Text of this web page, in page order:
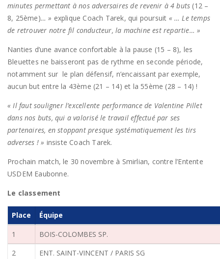
minutes permettant à nos adversaires de revenir à 4 buts (12 –
8, 25ème)… » explique Coach Tarek, qui poursuit « … Le temps
de retrouver notre fil conducteur, la machine est repartie… »
Nanties d’une avance confortable à la pause (15 – 8), les
Bleuettes ne baisseront pas de rythme en seconde période,
notamment sur le plan défensif, n’encaissant par exemple,
aucun but entre la 43ème (21 – 14) et la 55ème (28 – 14) !
« Il faut souligner l’excellente performance de Valentine Pillet
dans nos buts, qui a valorisé le travail effectué par ses
partenaires, en stoppant presque systématiquement les tirs
adverses ! » insiste Coach Tarek.
Prochain match, le 30 novembre à Smirlian, contre l’Entente
USDEM Eaubonne.
Le classement
Place Équipe
1
BOIS-COLOMBES SP.
2
ENT. SAINT-VINCENT / PARIS SG